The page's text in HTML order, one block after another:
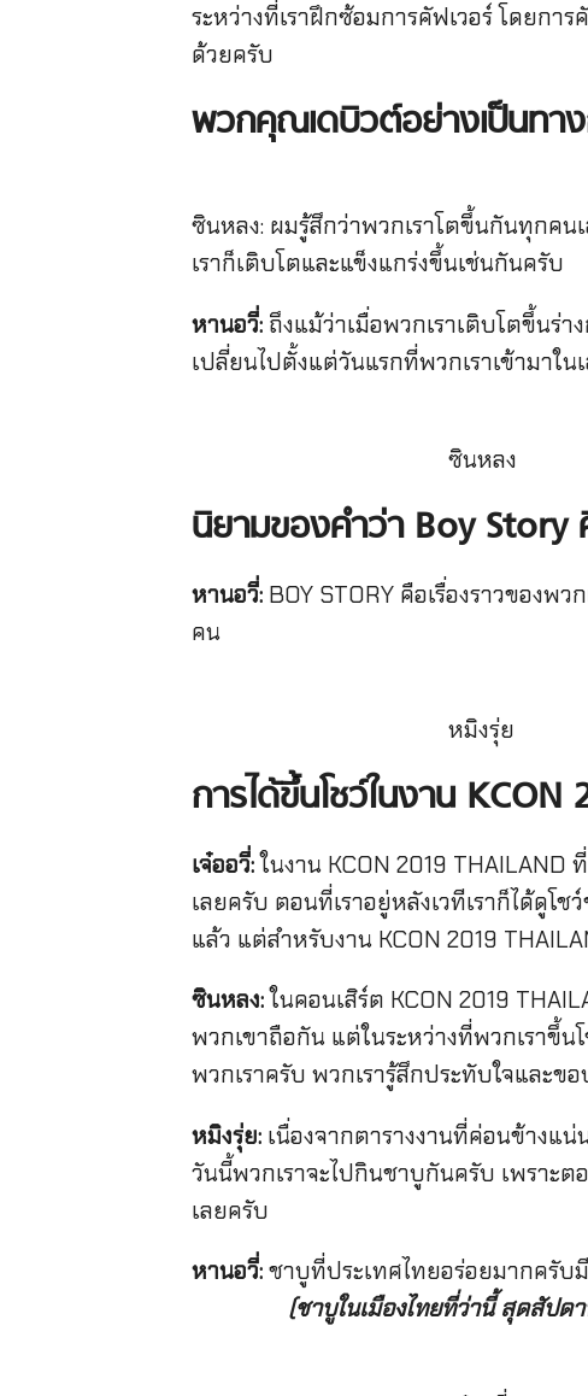
ระหว่างที่เราฝึกซ้อมการคัฟเวอร์ โดยการ
ด้วยครับ
พวกคุณเดบิวต์อย่างเป็นทา
ซินหลง: ผมรู้สึกว่าพวกเราโตขึ้นกันทุกคน
เราก็เติบโตและแข็งแกร่งขึ้นเช่นกันครับ
หานอวี่:ถึงแม้ว่าเมื่อพวกเราเติบโตขึ้นร่า
เปลี่ยนไปตั้งแต่วันแรกที่พวกเราเข้ามาใ
ซินหลง
นิยามของคำว่า Boy Story
หานอวี่:BOY STORY คือเรื่องราวของพ
คน
หมิงรุ่ย
การได้ขึ้นโชว์ในงาน
เจ๋ออวี่:ในงาน KCON 2019 THAILAND
เลยครับ ตอนที่เราอยู่หลังเวทีเราก็ได้ดู
แล้ว แต่สำหรับงาน KCON 2019
ซินหลง:ในคอนเสิร์ต KCON 2019
พวกเขาถือกัน แต่ในระหว่างที่พวกเราขึ้
พวกเราครับ พวกเรารู้สึกประทับใจและ
หมิงรุ่ย:เนื่องจากตารางงานที่ค่อนข้างแน่
วันนี้พวกเราจะไปกินชาบูกันครับ เพราะต
เลยครับ
หานอวี่:ชาบูที่ประเทศไทยอร่อยมากครับ
(ชาบูในเมืองไทยที่ว่านี้ สุดสัปด